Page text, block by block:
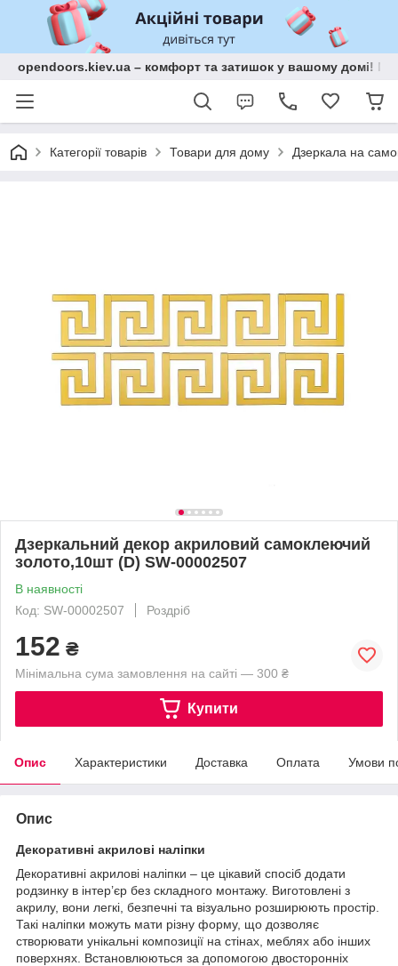
opendoors.kiev.ua – комфорт та затишок у вашому домі!
Категорії товарів Товари для дому Дзеркала на
Дзеркальний декор акриловий самоклеючий
золото,10шт (D) SW-00002507
В наявності
Код: SW-00002507
Роздріб
152 ₴
Мінімальна сума замовлення на сайті — 300 ₴
Купити
Опис Характеристики Доставка Оплата Умови
Опис
Декоративні акрилові наліпки
Декоративні акрилові наліпки – це цікавий спосіб додати
родзинку в інтер’єр без складного монтажу. Виготовлені з
акрилу, вони легкі, безпечні та візуально розширюють простір.
Такі наліпки можуть мати різну форму, що дозволяє
створювати унікальні композиції на стінах, меблях або інших
поверхнях. Встановлюються за допомогою двосторонніх